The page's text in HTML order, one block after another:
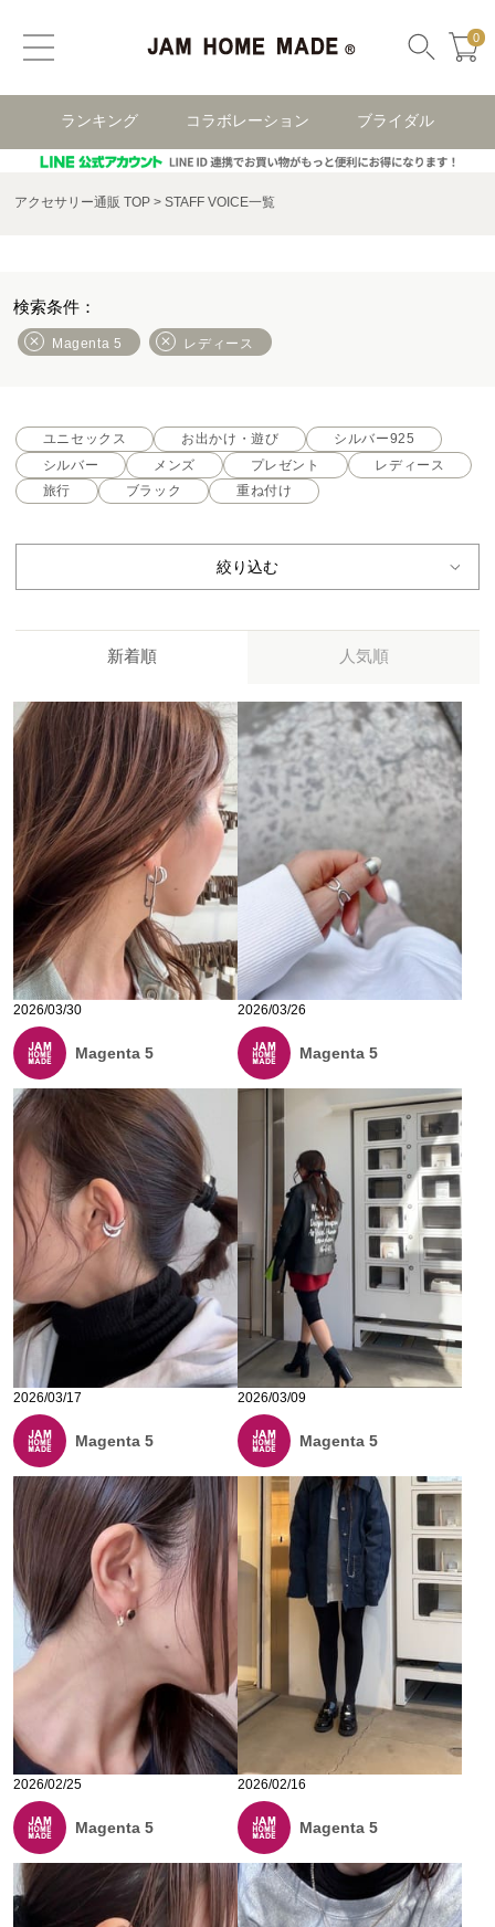
0
ランキング コラボレーション ブライダル
アクセサリー通販 TOP STAFF VOICE一覧
Magenta 5 レディース
ユニセックス お出かけ・遊び
シルバー925
シルバー
メンズ プレゼント
レディース
旅行
ブラック 重ね付け
絞り込む
新着順 人気順
2026/03/30
Magenta 5
2026/03/26
Magenta 5
2026/03/17
Magenta 5
2026/03/09
Magenta 5
2026/02/25
Magenta 5
2026/02/16
Magenta 5